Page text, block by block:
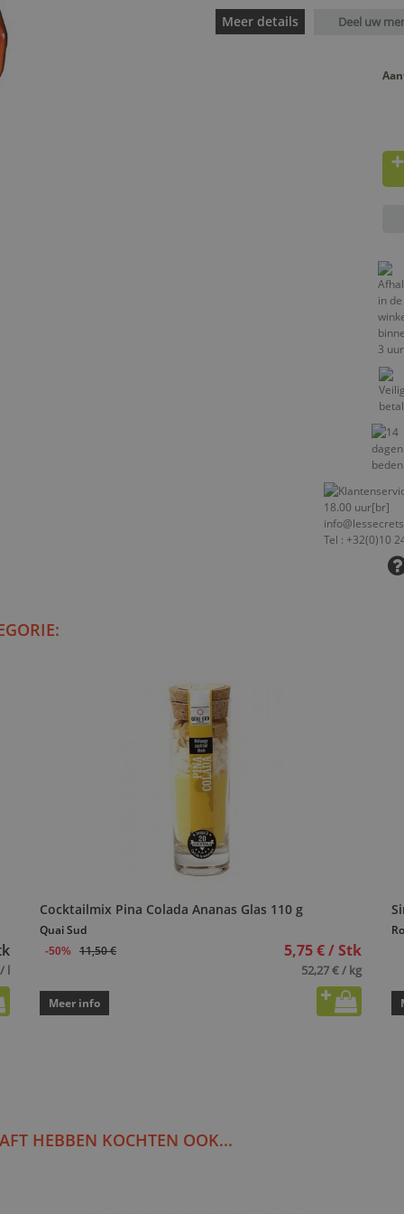
Meer details Deel uw
l
Cocktailmix Pina Colada Ananas Glas 110 g
Quai Sud
-50% 11,50 € 5,75 € / Stk
52,27 € / kg
Meer info
HEBBEN KOCHTEN OOK...